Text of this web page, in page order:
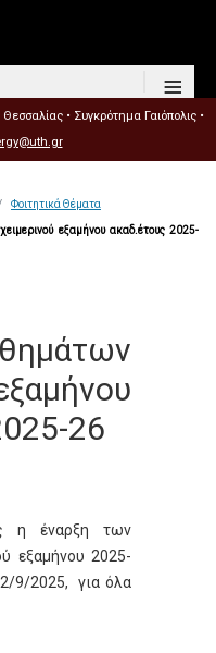
≡
• Συγκρότημα Γαιόπολις •
Φοιτητικά Θέματα
εξαμήνου ακαδ.έτους 2025-
26
η έναρξη των
εξαμήνου 2025-
9/2025, για όλα